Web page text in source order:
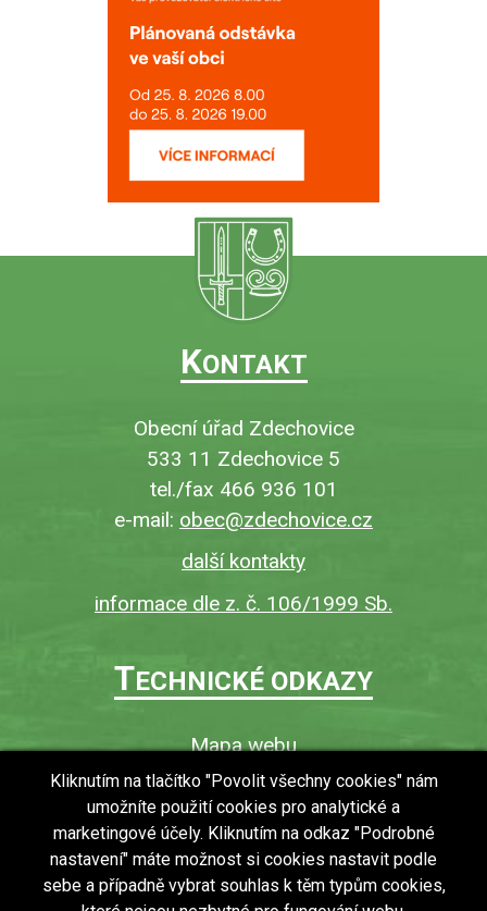
KONTAKT
Obecní úřad Zdechovice
533 11 Zdechovice 5
tel./fax 466 936 101
e-mail: obec@zdechovice.cz
další kontakty
informace dle z. č. 106/1999 Sb.
TECHNICKÉ ODKAZY
Mapa webu
O webu
Povinně zveřejňované informace
Ochrana osobních údajů (GDPR)
Vyhledávání
Kliknutím na tlačítko "Povolit všechny cookies" nám
umožníte použití cookies pro analytické a
marketingové účely. Kliknutím na odkaz "Podrobné
nastavení" máte možnost si cookies nastavit podle
sebe a případně vybrat souhlas k těm typům cookies,